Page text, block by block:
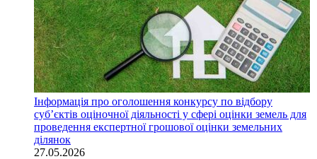
Інформація про оголошення конкурсу по відбору
суб’єктів оціночної діяльності у сфері оцінки земель для
проведення експертної грошової оцінки земельних
ділянок
27.05.2026